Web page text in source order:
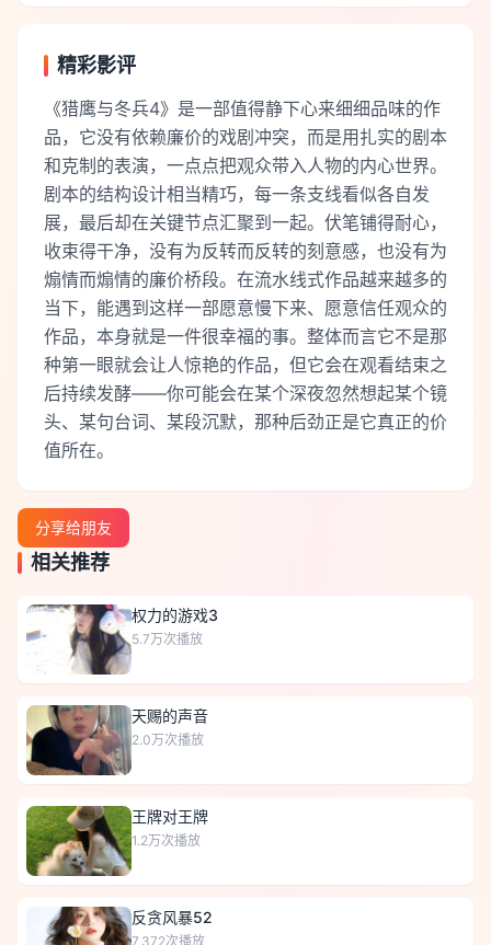
精彩影评
《猎鹰与冬兵4》是一部值得静下心来细细品味的作
品，它没有依赖廉价的戏剧冲突，而是用扎实的剧本
和克制的表演，一点点把观众带入人物的内心世界。
剧本的结构设计相当精巧，每一条支线看似各自发
展，最后却在关键节点汇聚到一起。伏笔铺得耐心，
收束得干净，没有为反转而反转的刻意感，也没有为
煽情而煽情的廉价桥段。在流水线式作品越来越多的
当下，能遇到这样一部愿意慢下来、愿意信任观众的
作品，本身就是一件很幸福的事。整体而言它不是那
种第一眼就会让人惊艳的作品，但它会在观看结束之
后持续发酵——你可能会在某个深夜忽然想起某个镜
头、某句台词、某段沉默，那种后劲正是它真正的价
值所在。
分享给朋友
相关推荐
权力的游戏3
5.7万次播放
天赐的声音
2.0万次播放
王牌对王牌
1.2万次播放
反贪风暴52
7,372次播放